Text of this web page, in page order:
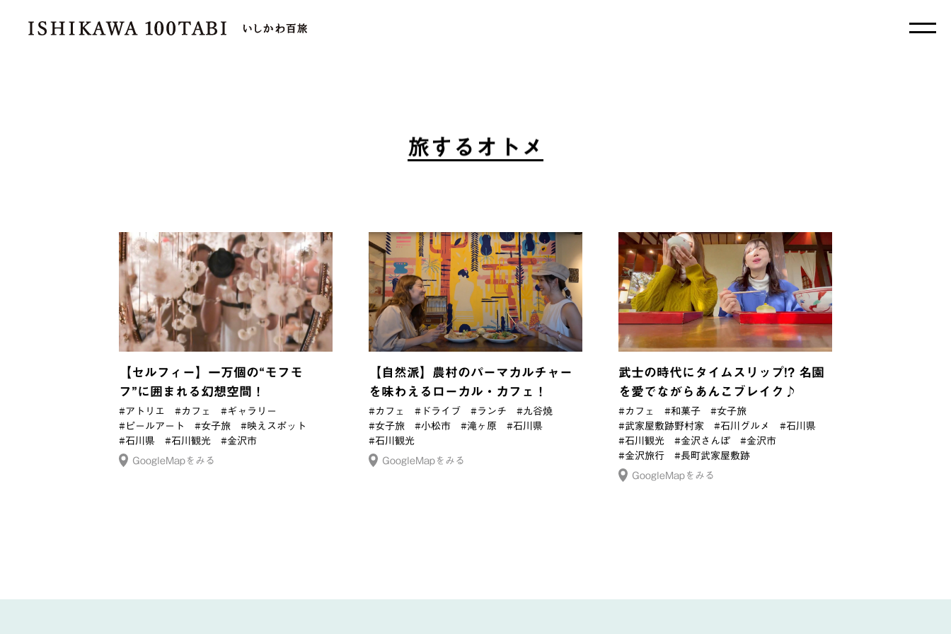
旅す る オ ト メ
【セルフィー】一万個の“モフモ
フ”に囲まれる幻想空間！
#アトリエ #カフェ
#ギャラリー
#ピールアート
#女子旅
#映えスポット
#石川県
#石川観光
#金沢市
GoogleMapをみる
【自然派】農村のパーマカルチャー
を味わえるローカル・カフェ！
#カフェ #ドライブ #ランチ
#九谷焼
#女子旅
#小松市 #滝ヶ原
#石川県
#石川観光
GoogleMapをみる
武士の時代にタイムスリップ!? 名園
を愛でながらあんこブレイク♪
#カフェ #和菓子
#女子旅
#武家屋敷跡野村家
#石川グルメ
#石川県
#石川観光
#金沢さんぽ
#金沢市
#金沢旅行
#長町武家屋敷跡
GoogleMapをみる